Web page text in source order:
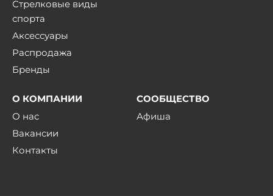
Стрелковые виды
спорта
Аксессуары
Распродажа
Бренды
О КОМПАНИИ
О нас
Вакансии
Контакты
СООБЩЕСТВО
Афиша